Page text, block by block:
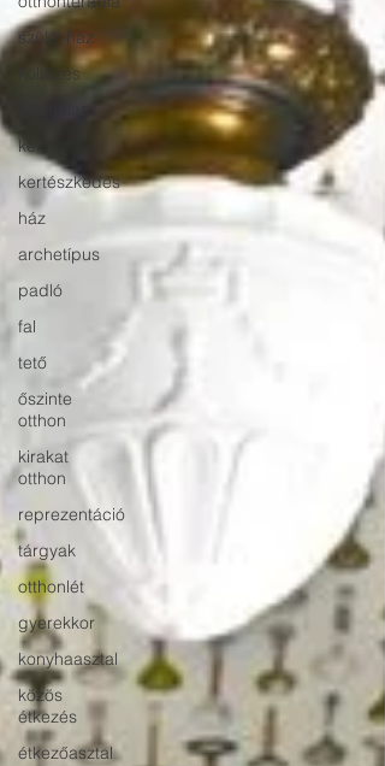
szülői ház
költözés
Bachelard
kert
kertészkedés
ház
archetípus
padló
fal
tető
őszinte
otthon
kirakat
otthon
reprezentáció
tárgyak
otthonlét
gyerekkor
konyhaasztal
közös
étkezés
étkezőasztal